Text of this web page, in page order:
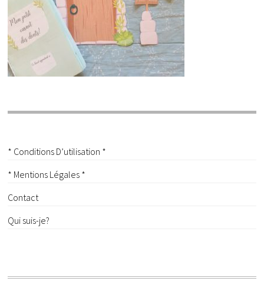
* Conditions D’utilisation *
* Mentions Légales *
Contact
Qui suis-je?